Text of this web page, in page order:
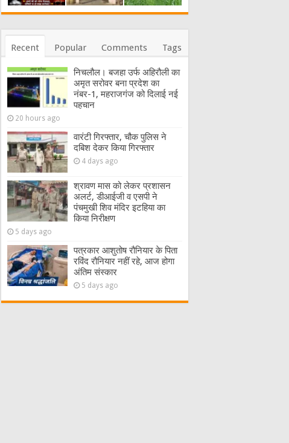
Recent Popular Comments Tags
निचलौल। बजहा उर्फ अहिरौली का
अमृत सरोवर बना प्रदेश का
नंबर-1, महराजगंज को दिलाई नई
पहचान
20 hours ago
वारंटी गिरफ्तार, चौक पुलिस ने
दबिश देकर किया गिरफ्तार
4 days ago
श्रावण मास को लेकर प्रशासन
अलर्ट, डीआईजी व एसपी ने
पंचमुखी शिव मंदिर इटहिया का
किया निरीक्षण
5 days ago
पत्रकार आशुतोष रौनियार के पिता
रविंद रौनियार नहीं रहे, आज होगा
अंतिम संस्कार
5 days ago